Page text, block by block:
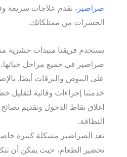
صراصير ، نقدم علاجات سريعة
الحشرات من ممتلكاتك.
يستخدم فريقنا مبيدات
صراصير في جميع مراحل
على البيوض واليرقات أيضًا.
خدمتنا إجراءات وقائية لتقليل
إغلاق نقاط الدخول وتقديم
النظافة.
تعد الصراصير مشكلة كبيرة
تحضير الطعام، حيث يمكن أن